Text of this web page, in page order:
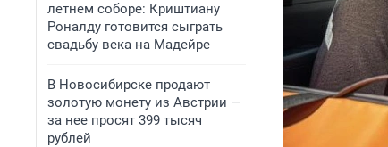
летнем соборе: Криштиану
Роналду готовится сыграть
свадьбу века на Мадейре
В Новосибирске продают
золотую монету из Австрии —
за нее просят 399 тысяч
рублей